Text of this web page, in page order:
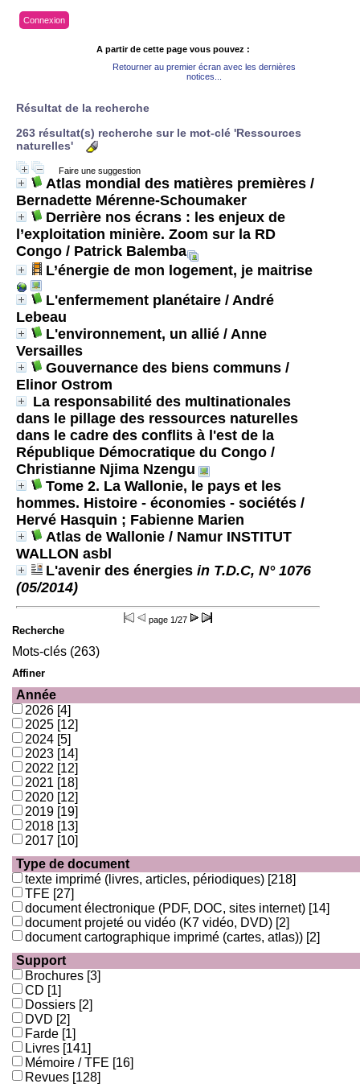
Connexion
A partir de cette page vous pouvez :
Retourner au premier écran avec les dernières
notices...
Résultat de la recherche
263 résultat(s) recherche sur le mot-clé 'Ressources
naturelles'
Faire une suggestion
Atlas mondial des matières premières /
Bernadette Mérenne-Schoumaker
Derrière nos écrans : les enjeux de
l’exploitation minière. Zoom sur la RD
Congo / Patrick Balemba
L’énergie de mon logement, je maitrise
L'enfermement planétaire / André
Lebeau
L'environnement, un allié / Anne
Versailles
Gouvernance des biens communs /
Elinor Ostrom
La responsabilité des multinationales
dans le pillage des ressources naturelles
dans le cadre des conflits à l'est de la
République Démocratique du Congo /
Christianne Njima Nzengu
Tome 2. La Wallonie, le pays et les
hommes. Histoire - économies - sociétés /
Hervé Hasquin ; Fabienne Marien
Atlas de Wallonie / Namur INSTITUT
WALLON asbl
L'avenir des énergies in T.D.C, N° 1076
(05/2014)
page 1/27
Recherche
Mots-clés (263)
Affiner
Année
2026 [4]
2025 [12]
2024 [5]
2023 [14]
2022 [12]
2021 [18]
2020 [12]
2019 [19]
2018 [13]
2017 [10]
Type de document
texte imprimé (livres, articles, périodiques) [218]
TFE [27]
document électronique (PDF, DOC, sites internet) [14]
document projeté ou vidéo (K7 vidéo, DVD) [2]
document cartographique imprimé (cartes, atlas)) [2]
Support
Brochures [3]
CD [1]
Dossiers [2]
DVD [2]
Farde [1]
Livres [141]
Mémoire / TFE [16]
Revues [128]